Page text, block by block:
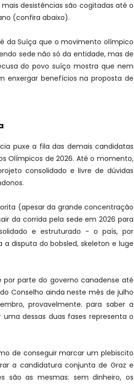
desistências são cogitadas até o
(confira abaixo).
da Suíça que o movimento olímpico
sede não só da entidade, mas de
do povo suíço mostra que nem
enxergar benefícios na proposta de
puxe a fila das demais candidatas
Olímpicos de 2026. Até o momento,
consolidado e livre de dúvidas
(apesar da grande concentração
da corrida pela sede em 2026 para
e estruturado - o país, por
disputa do bobsled, skeleton e luge
parte do governo canadense até
Conselho ainda neste mês de julho
provavelmente. para saber a
dessas duas fases representa o
de conseguir marcar um plebiscito
a candidatura conjunta de Graz e
são as mesmas: sem dinheiro, os